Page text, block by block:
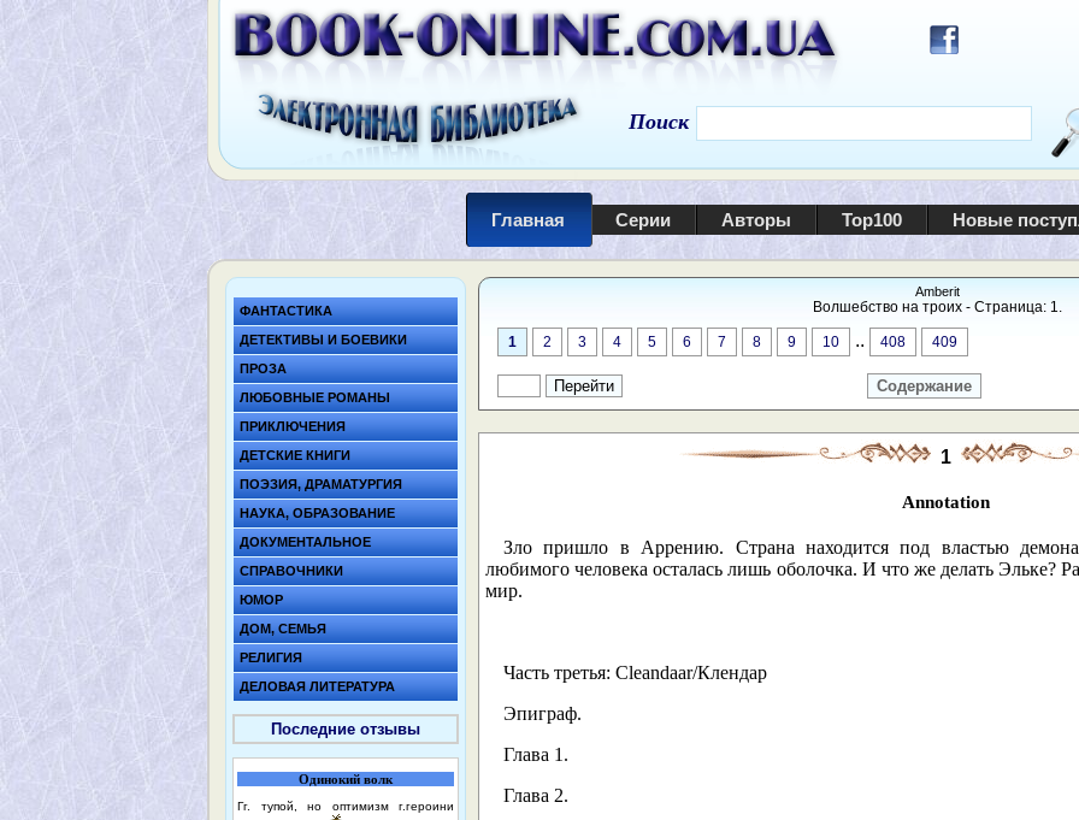
Поиск
Главная Серии Авторы Top100 Новые
ФАНТАСТИКА
ДЕТЕКТИВЫ И БОЕВИКИ
ПРОЗА
ЛЮБОВНЫЕ РОМАНЫ
ПРИКЛЮЧЕНИЯ
ДЕТСКИЕ КНИГИ
ПОЭЗИЯ, ДРАМАТУРГИЯ
НАУКА, ОБРАЗОВАНИЕ
ДОКУМЕНТАЛЬНОЕ
СПРАВОЧНИКИ
ЮМОР
ДОМ, СЕМЬЯ
РЕЛИГИЯ
ДЕЛОВАЯ ЛИТЕРАТУРА
Последние отзывы
Одинокий волк
Гг. тупой, но оптимизм г.героини
Amberit
Волшебство на троих - Страница: 1.
1 2 3 4 5 6 7 8 9 10 .. 408 409
Содержание
1
Annotation
Зло пришло в Аррению. Страна находится под властью
любимого человека осталась лишь оболочка. И что же делать Эльке?
мир.
Часть третья: Cleandaar/Клендар
Эпиграф.
Глава 1.
Глава 2.